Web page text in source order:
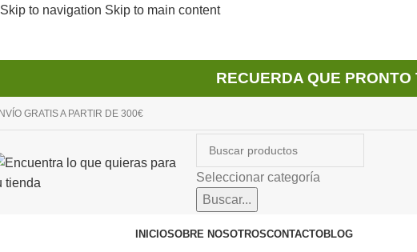
Skip to navigation Skip to main content
RECUERDA QUE
GRATIS A PARTIR DE 300€
Seleccionar categoría
Buscar...
INICIOSOBRE NOSOTROSCONTACTOBLOG